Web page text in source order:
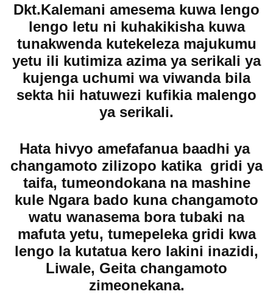
Dkt.Kalemani amesema kuwa lengo
lengo letu ni kuhakikisha kuwa
tunakwenda kutekeleza majukumu
yetu ili kutimiza azima ya serikali ya
kujenga uchumi wa viwanda bila
sekta hii hatuwezi kufikia malengo
ya serikali.
Hata hivyo amefafanua baadhi ya
changamoto zilizopo katika gridi ya
taifa, tumeondokana na mashine
kule Ngara bado kuna changamoto
watu wanasema bora tubaki na
mafuta yetu, tumepeleka gridi kwa
lengo la kutatua kero lakini inazidi,
Liwale, Geita changamoto
zimeonekana.